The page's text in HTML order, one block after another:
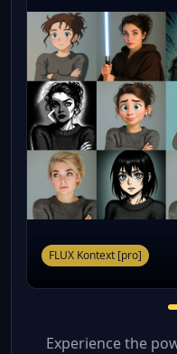
FLUX Kontext [pro]
Experience the